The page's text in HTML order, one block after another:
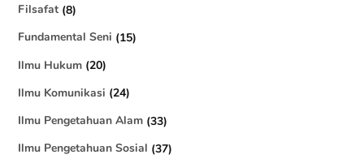
Filsafat (8)
Fundamental Seni (15)
Ilmu Hukum (20)
Ilmu Komunikasi (24)
Ilmu Pengetahuan Alam (33)
Ilmu Pengetahuan Sosial (37)